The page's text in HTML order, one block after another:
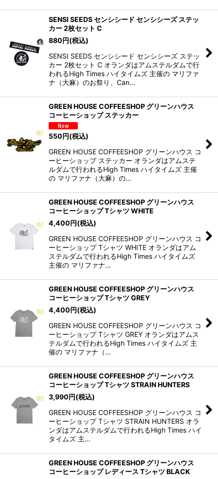
SENSI SEEDS センシシード センシシーズ ステッ
カー 2枚セット C
880円(税込)
SENSI SEEDS センシシード センシシーズ ステッ
カー 2枚セット C オランダはアムステルダムで行
われるHigh Times ハイタイムズ 主催の マリファ
ナ（大麻）のお祭り、Can…
GREEN HOUSE COFFEESHOP グリーンハウス
コーヒーショップ ステッカー
550円(税込)
GREEN HOUSE COFFEESHOP グリーンハウス コ
ーヒーショップ ステッカー オランダはアムステ
ルダムで行われるHigh Times ハイタイムズ 主催
の マリファナ（大麻）の…
GREEN HOUSE COFFEESHOP グリーンハウス
コーヒーショップ Tシャツ WHITE
4,400円(税込)
GREEN HOUSE COFFEESHOP グリーンハウス コ
ーヒーショップ Tシャツ WHITE オランダはアム
ステルダムで行われるHigh Times ハイタイムズ
主催の マリファナ…
GREEN HOUSE COFFEESHOP グリーンハウス
コーヒーショップ Tシャツ GREY
4,400円(税込)
GREEN HOUSE COFFEESHOP グリーンハウス コ
ーヒーショップ Tシャツ GREY オランダはアムス
テルダムで行われるHigh Times ハイタイムズ 主
催の マリファナ（…
GREEN HOUSE COFFEESHOP グリーンハウス
コーヒーショップ Tシャツ STRAIN HUNTERS
3,990円(税込)
GREEN HOUSE COFFEESHOP グリーンハウス コ
ーヒーショップ Tシャツ STRAIN HUNTERS オラ
ンダはアムステルダムで行われるHigh Times ハイ
タイムズ 主…
GREEN HOUSE COFFEESHOP グリーンハウス
コーヒーショップ レディース Tシャツ BLACK